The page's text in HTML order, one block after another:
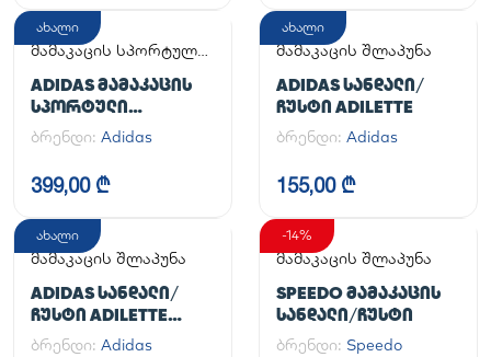
ახალი
მამაკაცის სპორტული
ADIDAS ᲛᲐᲛᲐᲙᲐᲪᲘᲡ
ᲡᲞᲝᲠᲢᲣᲚᲘ
ᲤᲔᲮᲡᲐᲪᲛᲔᲚᲘ
HANDBALL SPEZIAL
ბრენდი: Adidas
399,00 ₾
ახალი
მამაკაცის შლაპუნა
ADIDAS ᲡᲐᲜᲓᲐᲚᲘ/
ᲩᲣᲡᲢᲘ ADILETTE
ბრენდი: Adidas
155,00 ₾
ახალი
მამაკაცის შლაპუნა
ADIDAS ᲡᲐᲜᲓᲐᲚᲘ/
ᲩᲣᲡᲢᲘ ADILETTE
AQUA
ბრენდი: Adidas
-14%
მამაკაცის შლაპუნა
SPEEDO ᲛᲐᲛᲐᲙᲐᲪᲘᲡ
ᲡᲐᲜᲓᲐᲚᲘ/ᲩᲣᲡᲢᲘ
ბრენდი: Speedo